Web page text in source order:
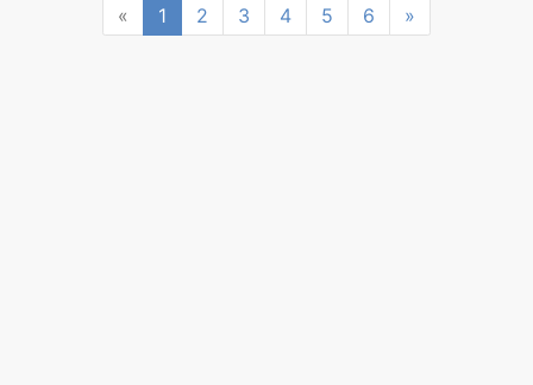
« Previous
1 2 3 4 5 6 »